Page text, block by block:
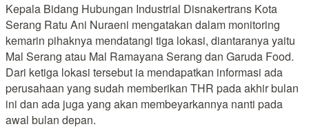
Kepala Bidang Hubungan Industrial Disnakertrans Kota
Serang Ratu Ani Nuraeni mengatakan dalam monitoring
kemarin pihaknya mendatangi tiga lokasi, diantaranya yaitu
Mal Serang atau Mal Ramayana Serang dan Garuda Food.
Dari ketiga lokasi tersebut ia mendapatkan informasi ada
perusahaan yang sudah memberikan THR pada akhir bulan
ini dan ada juga yang akan membeyarkannya nanti pada
awal bulan depan.